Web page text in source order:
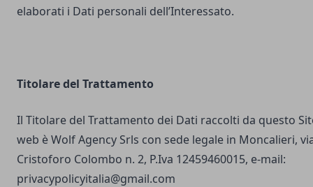
elaborati i Dati personali dell’Interessato.
Titolare del Trattamento
Il Titolare del Trattamento dei Dati raccolti da questo
web è Wolf Agency Srls con sede legale in Moncalieri,
Cristoforo Colombo n. 2, P.Iva 12459460015, e-mail:
privacypolicyitalia@gmail.com